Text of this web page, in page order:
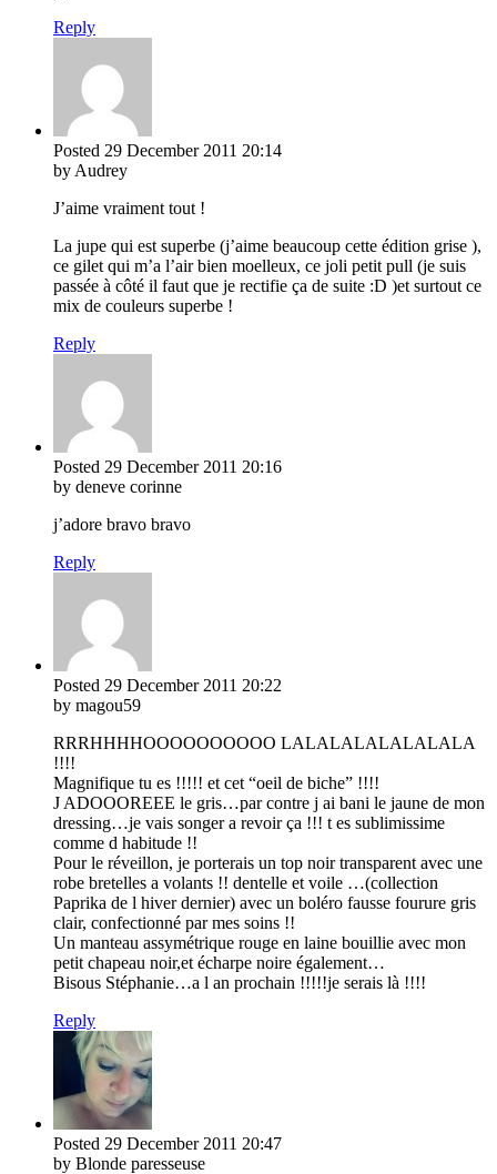
Reply
Posted 29 December 2011 20:14
by Audrey
J’aime vraiment tout !
La jupe qui est superbe (j’aime beaucoup cette édition grise ),
ce gilet qui m’a l’air bien moelleux, ce joli petit pull (je suis
passée à côté il faut que je rectifie ça de suite :D )et surtout ce
mix de couleurs superbe !
Reply
Posted 29 December 2011 20:16
by deneve corinne
j’adore bravo bravo
Reply
Posted 29 December 2011 20:22
by magou59
RRRHHHHOOOOOOOOOO LALALALALALALALA
!!!!
Magnifique tu es !!!!! et cet “oeil de biche” !!!!
J ADOOOREEE le gris…par contre j ai bani le jaune de mon
dressing…je vais songer a revoir ça !!! t es sublimissime
comme d habitude !!
Pour le réveillon, je porterais un top noir transparent avec une
robe bretelles a volants !! dentelle et voile …(collection
Paprika de l hiver dernier) avec un boléro fausse fourure gris
clair, confectionné par mes soins !!
Un manteau assymétrique rouge en laine bouillie avec mon
petit chapeau noir,et écharpe noire également…
Bisous Stéphanie…a l an prochain !!!!!je serais là !!!!
Reply
Posted 29 December 2011 20:47
by Blonde paresseuse